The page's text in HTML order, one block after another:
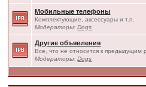
Мобильные телефоны
Комплектующие, аксессуары и т.п.
Модераторы:Dogs
Другие объявления
Все, что не относится к предыдущим
Модераторы:Dogs